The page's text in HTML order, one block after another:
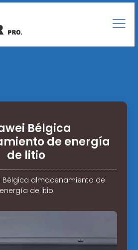
Bélgica
de energía
de litio
Bélgica almacenamiento de
energía de litio